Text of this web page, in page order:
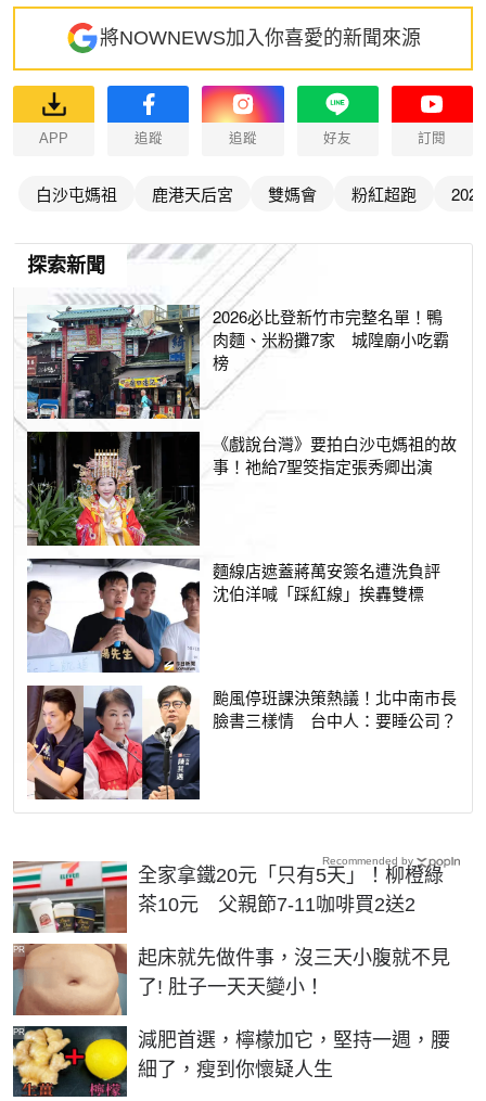
將NOWNEWS加入你喜愛的新聞來源
APP 追蹤 追蹤 好友 訂閱
白沙屯媽祖 鹿港天后宮 雙媽會 粉紅超跑
探索新聞
2026必比登新竹市完整名單！鴨
肉麵、米粉攤7家 城隍廟小吃霸
榜
《戲說台灣》要拍白沙屯媽祖的故
事！祂給7聖筊指定張秀卿出演
麵線店遮蓋蔣萬安簽名遭洗負評
沈伯洋喊「踩紅線」挨轟雙標
颱風停班課決策熱議！北中南市長
臉書三樣情 台中人：要睡公司？
全家拿鐵20元「只有5天」！柳橙綠
茶10元 父親節7-11咖啡買2送2
起床就先做件事，沒三天小腹就不見
了! 肚子一天天變小！
PR
減肥首選，檸檬加它，堅持一週，腰
細了，瘦到你懷疑人生
PR
Recommended by